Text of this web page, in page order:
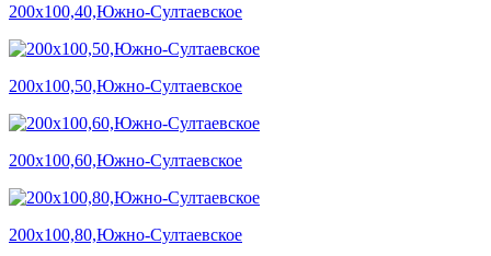
200х100,40,Южно-Султаевское
200х100,50,Южно-Султаевское
200х100,60,Южно-Султаевское
200х100,80,Южно-Султаевское